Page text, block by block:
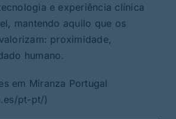
e experiência clínica
mantendo aquilo que os
proximidade,
humano.
em Miranza Portugal
pt-pt/)